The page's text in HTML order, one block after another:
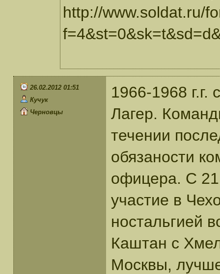
http://www.soldat.ru/
26.02.2012 01:51
Кучук
Черновцы
1966-1968
Лагер.
течении
обязаности
офицера. С
участие в
ностальгией
Каштан с
Москвы,